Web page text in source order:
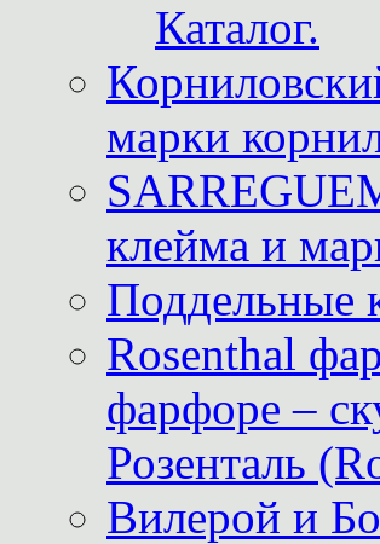
Каталог.
марки
клейма и
Поддельные
Rosenthal
фарфоре –
Розенталь
Вилерой и